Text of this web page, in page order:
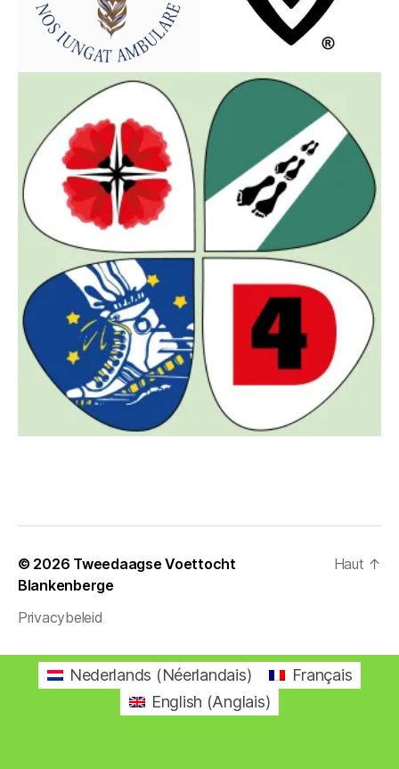
© 2026 Tweedaagse Voettocht
Blankenberge
Privacybeleid
Haut ↑
Nederlands (Néerlandais)
Français
English (Anglais)